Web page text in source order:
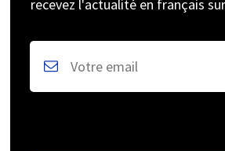
recevez l'actualité en français